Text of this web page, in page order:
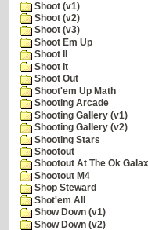
Shoot (v1)
Shoot (v2)
Shoot (v3)
Shoot Em Up
Shoot II
Shoot It
Shoot Out
Shoot'em Up Math
Shooting Arcade
Shooting Gallery (v1)
Shooting Gallery (v2)
Shooting Stars
Shootout
Shootout At The Ok
Shootout M4
Shop Steward
Shot'em All
Show Down (v1)
Show Down (v2)